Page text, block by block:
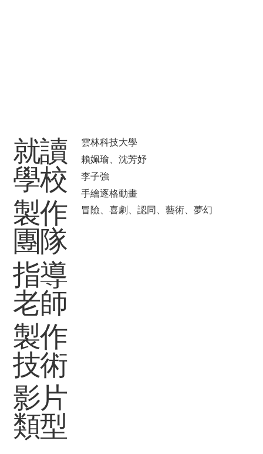
​就讀
學校
製作
團隊
指導
老師
製作
技術
影片
類型
雲林科技大學
賴姵瑜、沈芳妤
李子強
手繪逐格動畫
冒險、喜劇、認同、藝術、夢幻